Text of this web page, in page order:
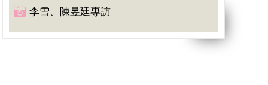
李雪、陳昱廷專訪